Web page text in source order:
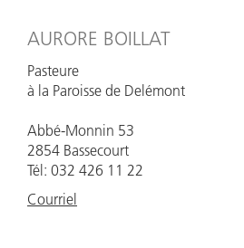
AURORE BOILLAT
Pasteure
à la Paroisse de Delémont
Abbé-Monnin 53
2854 Bassecourt
Tél: 032 426 11 22
Courriel